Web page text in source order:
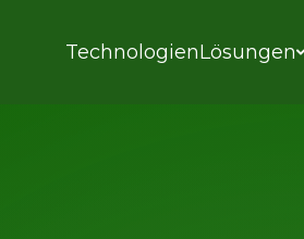
TechnologienLösungen